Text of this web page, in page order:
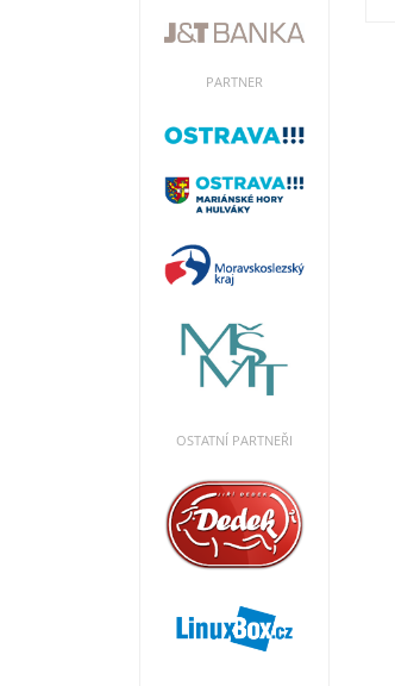
PARTNER
OSTATNÍ PARTNEŘI